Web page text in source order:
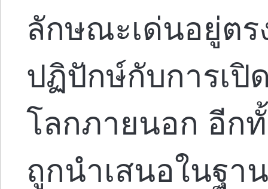
ลักษณะเด่นอยู่ตร
ปฏิปักษ์กับการเปิ
โลกภายนอก อีกทั้
ถูกนำเสนอในฐา